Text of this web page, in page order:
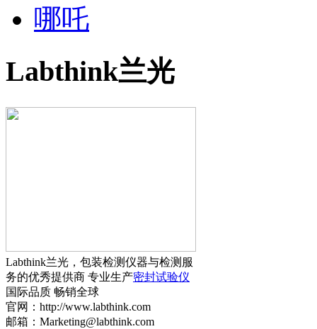
哪吒
Labthink兰光
Labthink兰光，包装检测仪器与检测服
务的优秀提供商 专业生产密封试验仪
国际品质 畅销全球
官网：http://www.labthink.com
邮箱：Marketing@labthink.com